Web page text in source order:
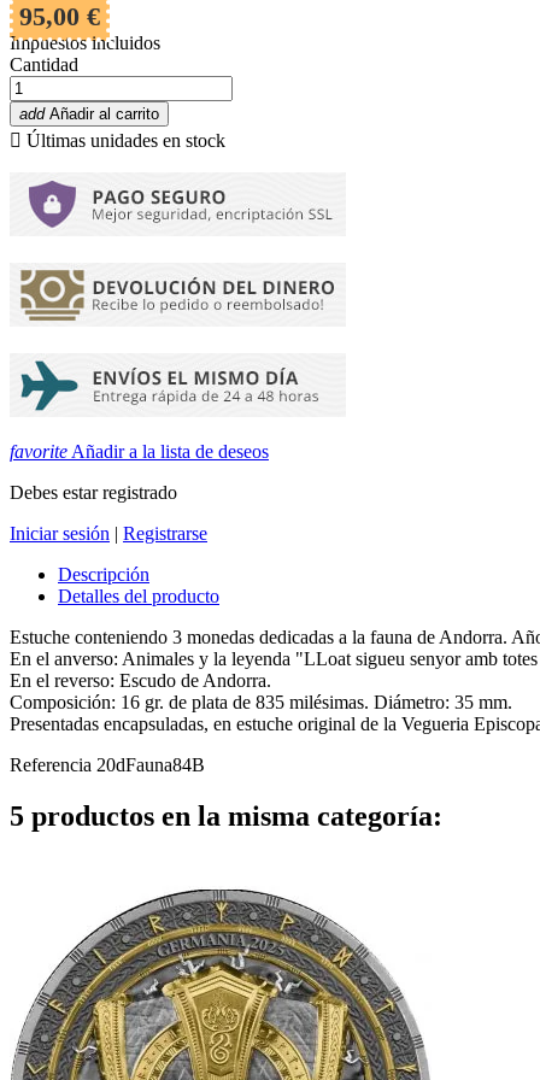
95,00 €
Impuestos incluidos
Cantidad
add Añadir al carrito
 Últimas unidades en stock
favorite Añadir a la lista de deseos
Debes estar registrado
Iniciar sesión | Registrarse
Descripción
Detalles del producto
Estuche conteniendo 3 monedas dedicadas a la fauna de Andorra.
En el anverso: Animales y la leyenda "LLoat sigueu senyor amb
En el reverso: Escudo de Andorra.
Composición: 16 gr. de plata de 835 milésimas. Diámetro: 35 mm.
Presentadas encapsuladas, en estuche original de la Vegueria
Referencia 20dFauna84B
5 productos en la misma categoría: